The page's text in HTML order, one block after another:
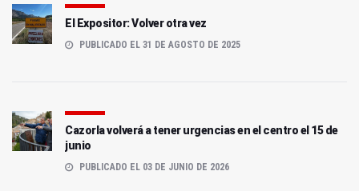
El Expositor: Volver otra vez
PUBLICADO EL 31 DE AGOSTO DE 2025
Cazorla volverá a tener urgencias en el centro el 15 de
junio
PUBLICADO EL 03 DE JUNIO DE 2026